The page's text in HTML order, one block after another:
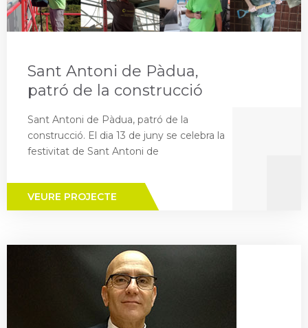
Sant Antoni de Pàdua,
patró de la construcció
Sant Antoni de Pàdua, patró de la
construcció. El dia 13 de juny se celebra la
festivitat de Sant Antoni de
VEURE PROJECTE